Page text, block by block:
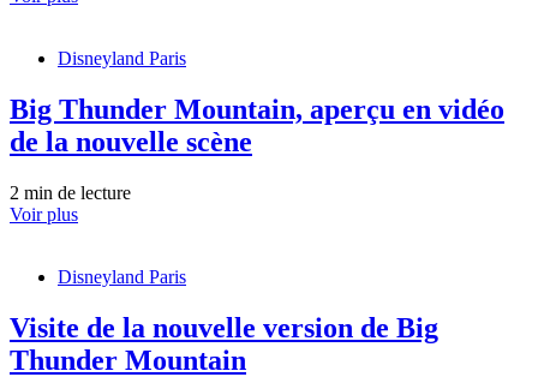
Disneyland Paris
Big Thunder Mountain, aperçu en vidéo
de la nouvelle scène
2 min de lecture
Voir plus
Disneyland Paris
Visite de la nouvelle version de Big
Thunder Mountain